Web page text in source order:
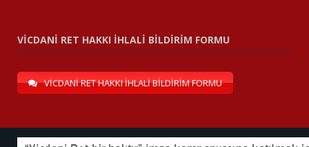
VİCDANİ RET HAKKI İHLALİ BİLDİRİM FORMU
VİCDANİ RET HAKKI İHLALİ BİLDİRİM FORMU